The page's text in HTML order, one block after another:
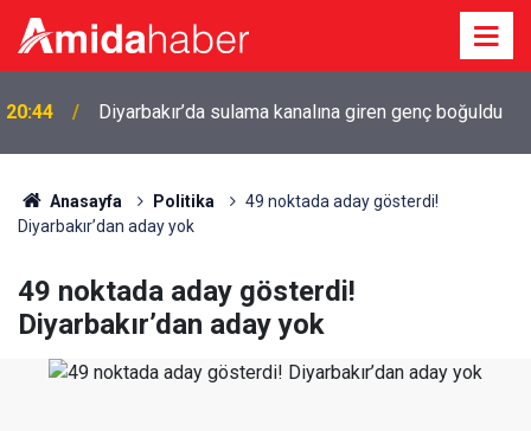
20:44 Diyarbakır’da sulama kanalına giren genç boğuldu
Anasayfa Politika
49 noktada aday gösterdi!
Diyarbakır’dan aday yok
49 noktada aday gösterdi!
Diyarbakır’dan aday yok